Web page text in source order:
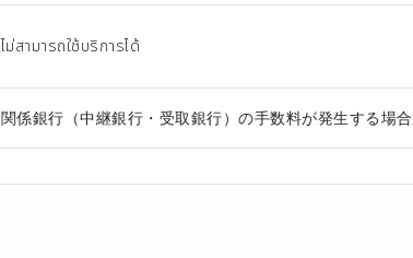
ไม่สามารถใช้บริการได้
関係銀行（中継銀行・受取銀行）の手数料が発生する場